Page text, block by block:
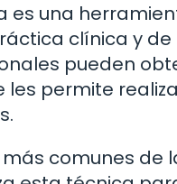
es una
clínica y
pueden
les permite
comunes